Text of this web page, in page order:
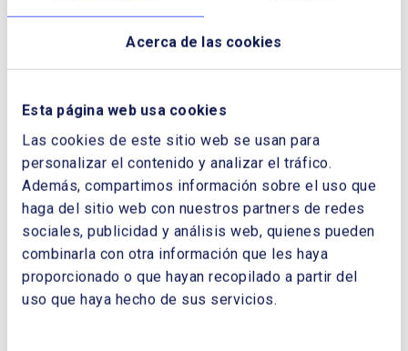
Acerca de las cookies
Esta página web usa cookies
Las cookies de este sitio web se usan para
personalizar el contenido y analizar el tráfico.
Además, compartimos información sobre el uso que
haga del sitio web con nuestros partners de redes
sociales, publicidad y análisis web, quienes pueden
combinarla con otra información que les haya
proporcionado o que hayan recopilado a partir del
uso que haya hecho de sus servicios.
XX Aniversario de Cuadernos de
energía. 11 de diciembre de 2024